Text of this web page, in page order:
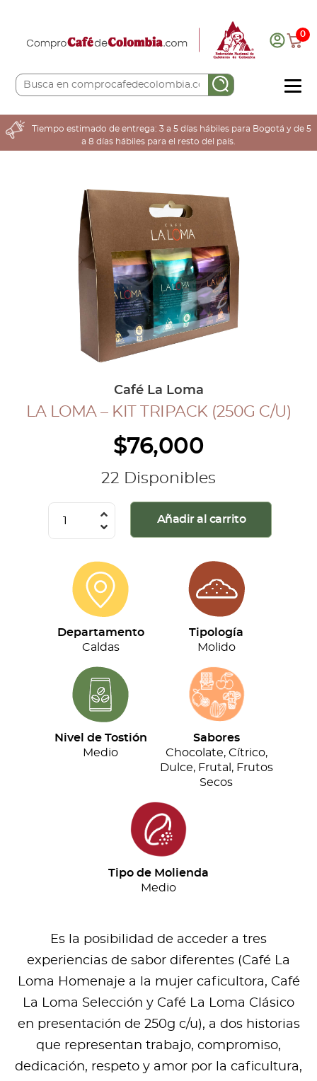
0
COMPRA AQUÍ
COLOMBIA CAFETERA
COLECCIÓN CAFETERA
INGRESAR
Cerrar Sesión
Tiempo estimado de entrega: 3 a 5 días hábiles para Bogotá y de 5
a 8 días hábiles para el resto del país.
Café La Loma
LA LOMA – KIT TRIPACK (250G C/U)
$76,000
22 Disponibles
Tripack
c/u)
cantidad
Añadir al carrito
Departamento
Caldas
Tipología
Molido
Nivel de Tostión
Medio
Sabores
Chocolate, Cítrico,
Dulce, Frutal, Frutos
Secos
Tipo de Molienda
Medio
Es la posibilidad de acceder a tres
experiencias de sabor diferentes (Café La
Loma Homenaje a la mujer caficultora, Café
La Loma Selección y Café La Loma Clásico
en presentación de 250g c/u), a dos historias
que representan trabajo, compromiso,
dedicación, respeto y amor por la caficultura,